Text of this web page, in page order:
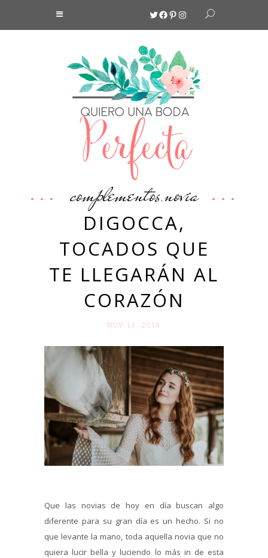
Twitter
Facebook
Pinterest
Instagram
complementos,novia
DIGOCCA,
TOCADOS QUE
TE LLEGARÁN AL
CORAZÓN
NOV 13. 2018
Que las novias de hoy en día buscan algo
diferente para su gran día es un hecho. Si no
que levante la mano, toda aquella novia que no
quiera lucir bella y luciendo lo más in de esta